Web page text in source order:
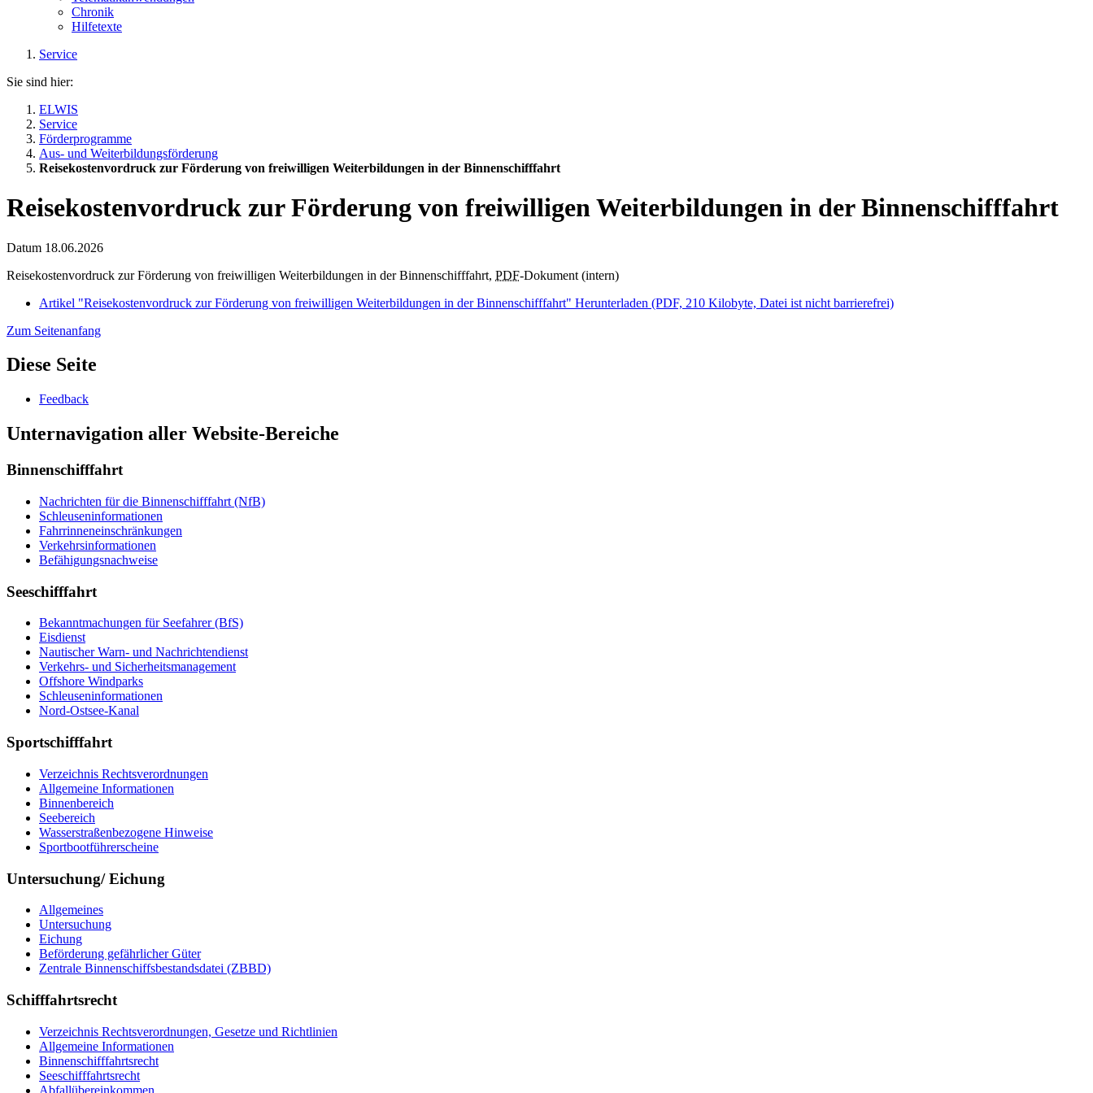
Chronik
Hilfetexte
Service
Sie sind hier:
ELWIS
Service
Förderprogramme
Aus- und Weiterbildungsförderung
Reisekostenvordruck zur Förderung von freiwilligen Weiterbildungen in der Binnenschifffahrt
Reisekostenvordruck zur Förderung von freiwilligen Weiterbildungen in der Binnenschifffahrt
Datum 18.06.2026
Reisekostenvordruck zur Förderung von freiwilligen Weiterbildungen in der Binnenschifffahrt, PDF-Dokument (intern)
Artikel "Reisekostenvordruck zur Förderung von freiwilligen Weiterbildungen in der Binnenschifffahrt" Herunterladen (PDF, 210 Kilobyte, Datei ist nicht barrierefrei)
Zum Seitenanfang
Diese Seite
Feedback
Unternavigation aller Website-Bereiche
Binnenschifffahrt
Nachrichten für die Binnenschifffahrt (NfB)
Schleuseninformationen
Fahrrinneneinschränkungen
Verkehrsinformationen
Befähigungsnachweise
Seeschifffahrt
Bekanntmachungen für Seefahrer (BfS)
Eisdienst
Nautischer Warn- und Nachrichtendienst
Verkehrs- und Sicherheitsmanagement
Offshore Windparks
Schleuseninformationen
Nord-Ostsee-Kanal
Sportschifffahrt
Verzeichnis Rechtsverordnungen
Allgemeine Informationen
Binnenbereich
Seebereich
Wasserstraßenbezogene Hinweise
Sportbootführerscheine
Untersuchung/ Eichung
Allgemeines
Untersuchung
Eichung
Beförderung gefährlicher Güter
Zentrale Binnenschiffsbestandsdatei (ZBBD)
Schifffahrtsrecht
Verzeichnis Rechtsverordnungen, Gesetze und Richtlinien
Allgemeine Informationen
Binnenschifffahrtsrecht
Seeschifffahrtsrecht
Abfallübereinkommen